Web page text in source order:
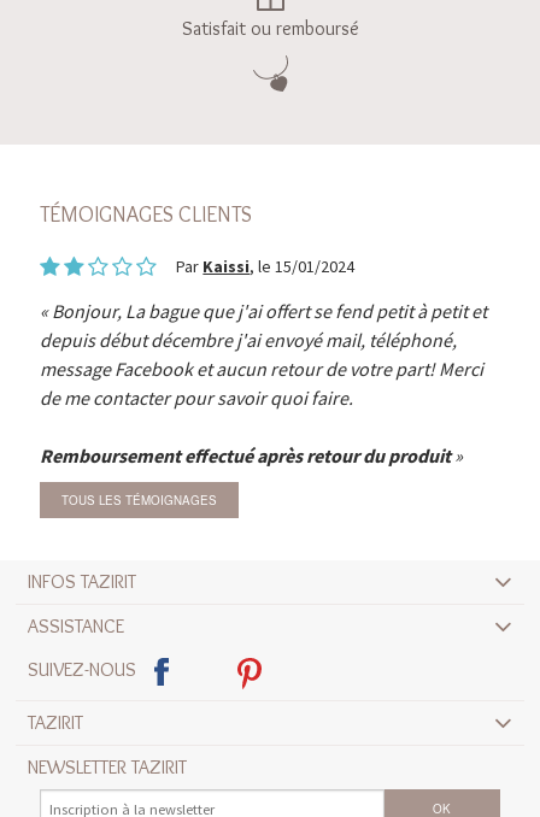
Satisfait ou remboursé
TÉMOIGNAGES CLIENTS
Par Kaissi, le 15/01/2024
Bonjour, La bague que j'ai offert se fend petit à petit et
depuis début décembre j'ai envoyé mail, téléphoné,
message Facebook et aucun retour de votre part! Merci
de me contacter pour savoir quoi faire.
Remboursement effectué après retour du produit
TOUS LES TÉMOIGNAGES
INFOS TAZIRIT
ASSISTANCE
SUIVEZ-NOUS
TAZIRIT
NEWSLETTER TAZIRIT